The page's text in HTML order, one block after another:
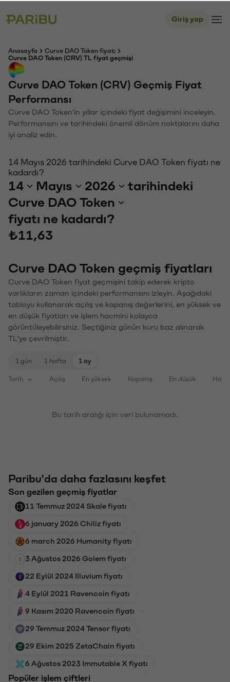
Giriş yap
Anasayfa
Curve DAO Token fiyatı
Curve DAO Token (CRV) TL fiyat geçmişi
Curve DAO Token (CRV) Geçmiş Fiyat
Performansı
Curve DAO Token'in yıllar içindeki fiyat değişimini inceleyin.
Performansını ve tarihindeki önemli dönüm noktalarını daha
iyi analiz edin.
14 Mayıs 2026 tarihindeki Curve DAO Token fiyatı ne
kadardı?
14 Mayıs 2026
tarihindeki
Curve DAO Token
fiyatı ne kadardı?
₺11,63
Curve DAO Token geçmiş fiyatları
Curve DAO Token fiyat geçmişini takip ederek kripto
varlıkların zaman içindeki performansını izleyin. Aşağıdaki
tabloyu kullanarak açılış ve kapanış değerlerini, en yüksek ve
en düşük fiyatları ve işlem hacmini kolayca
görüntüleyebilirsiniz. Seçtiğiniz günün kuru baz alınarak
TL'ye çevrilmiştir.
1 gün 1 hafta 1 ay
Tarih Açılış En yüksek Kapanış En düşük
Bu tarih aralığı için veri bulunamadı.
Paribu'da daha fazlasını keşfet
Son gezilen geçmiş fiyatlar
11 Temmuz 2024 Skale fiyatı
6 january 2026 Chiliz fiyatı
6 march 2026 Humanity fiyatı
3 Ağustos 2026 Golem fiyatı
22 Eylül 2024 Illuvium fiyatı
4 Eylül 2021 Ravencoin fiyatı
9 Kasım 2020 Ravencoin fiyatı
29 Temmuz 2024 Tensor fiyatı
29 Ekim 2025 ZetaChain fiyatı
6 Ağustos 2023 Immutable X fiyatı
Popüler işlem çiftleri